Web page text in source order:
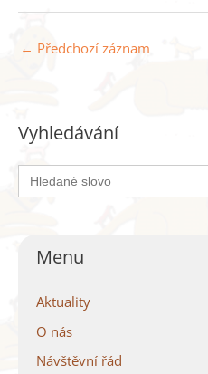
← Předchozí záznam
Vyhledávání
Search
for:
Menu
Aktuality
O nás
Návštěvní řád